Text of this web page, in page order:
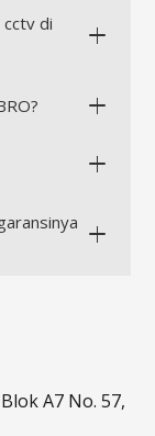
cctv di
A7 No. 57,